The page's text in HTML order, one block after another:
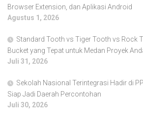
Browser Extension, dan Aplikasi Android
Agustus 1, 2026
Standard Tooth vs Tiger Tooth vs Rock
Bucket yang Tepat untuk Medan Proyek
Juli 31, 2026
Sekolah Nasional Terintegrasi Hadir di
Siap Jadi Daerah Percontohan
Juli 30, 2026